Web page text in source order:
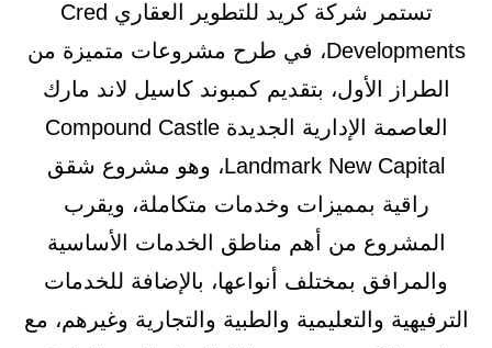
تستمر شركة كريد للتطوير العقاري Cred
Developments، في طرح مشروعات متميزة من
الطراز الأول، بتقديم كمبوند كاسيل لاند مارك
العاصمة الإدارية الجديدة Compound Castle
Landmark New Capital، وهو مشروع شقق
راقية بمميزات وخدمات متكاملة، ويقرب
المشروع من أهم مناطق الخدمات الأساسية
والمرافق بمختلف أنواعها، بالإضافة للخدمات
الترفيهية والتعليمية والطبية والتجارية وغيرهم، مع